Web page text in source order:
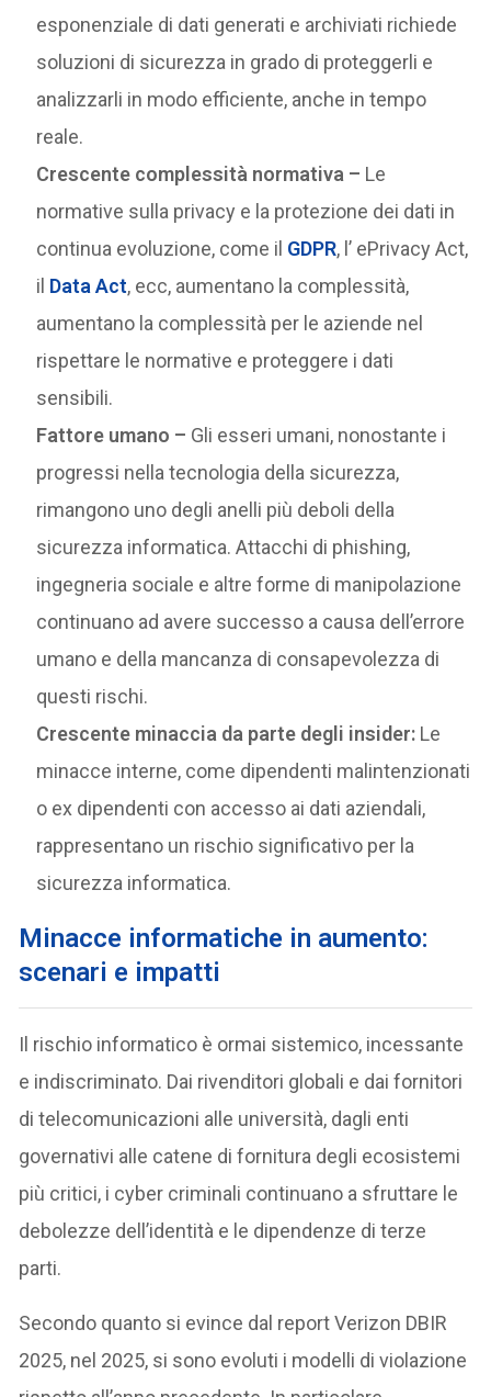
esponenziale di dati generati e archiviati richiede
soluzioni di sicurezza in grado di proteggerli e
analizzarli in modo efficiente, anche in tempo
reale.
Crescente complessità normativa – Le
normative sulla privacy e la protezione dei dati in
continua evoluzione, come il GDPR, l’ ePrivacy Act,
il Data Act, ecc, aumentano la complessità,
aumentano la complessità per le aziende nel
rispettare le normative e proteggere i dati
sensibili.
Fattore umano – Gli esseri umani, nonostante i
progressi nella tecnologia della sicurezza,
rimangono uno degli anelli più deboli della
sicurezza informatica. Attacchi di phishing,
ingegneria sociale e altre forme di manipolazione
continuano ad avere successo a causa dell’errore
umano e della mancanza di consapevolezza di
questi rischi.
Crescente minaccia da parte degli insider: Le
minacce interne, come dipendenti malintenzionati
o ex dipendenti con accesso ai dati aziendali,
rappresentano un rischio significativo per la
sicurezza informatica.
Minacce informatiche in aumento:
scenari e impatti
Il rischio informatico è ormai sistemico, incessante
e indiscriminato. Dai rivenditori globali e dai fornitori
di telecomunicazioni alle università, dagli enti
governativi alle catene di fornitura degli ecosistemi
più critici, i cyber criminali continuano a sfruttare le
debolezze dell’identità e le dipendenze di terze
parti.
Secondo quanto si evince dal report Verizon DBIR
2025, nel 2025, si sono evoluti i modelli di violazione